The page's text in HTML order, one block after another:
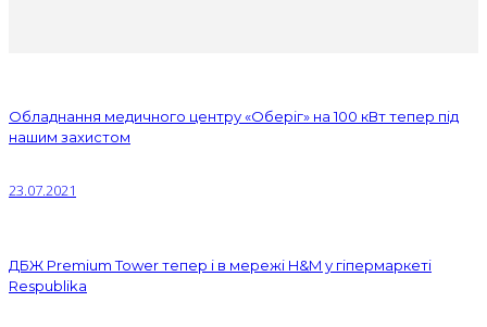
Обладнання медичного центру «Оберіг» на 100 кВт тепер під
нашим захистом
23.07.2021
ДБЖ Premium Tower тепер і в мережі H&M у гіпермаркеті
Respublika